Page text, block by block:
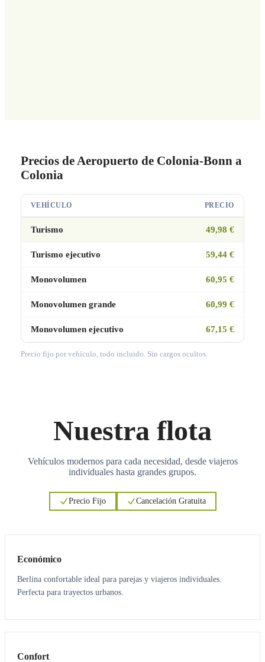
Precios de Aeropuerto de Colonia-Bonn a
Colonia
VEHÍCULO PRECIO
Turismo 49,98 €
Turismo ejecutivo 59,44 €
Monovolumen 60,95 €
Monovolumen grande 60,99 €
Monovolumen ejecutivo 67,15 €
Precio fijo por vehículo, todo incluido. Sin cargos ocultos.
Nuestra flota
Vehículos modernos para cada necesidad, desde viajeros
individuales hasta grandes grupos.
Precio Fijo Cancelación Gratuita
Económico
Berlina confortable ideal para parejas y viajeros individuales.
Perfecta para trayectos urbanos.
3 3
Confort